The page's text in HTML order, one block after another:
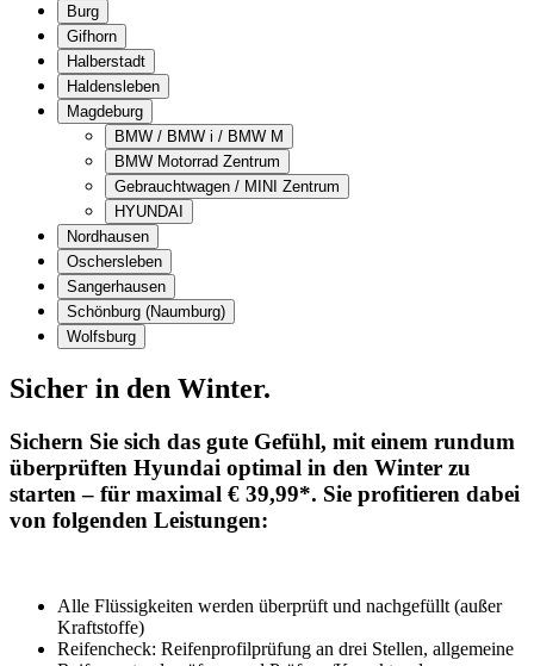
Burg
Gifhorn
Halberstadt
Haldensleben
Magdeburg
BMW / BMW i / BMW M
BMW Motorrad Zentrum
Gebrauchtwagen / MINI Zentrum
HYUNDAI
Nordhausen
Oschersleben
Sangerhausen
Schönburg (Naumburg)
Wolfsburg
Sicher in den Winter.
Sichern Sie sich das gute Gefühl, mit einem rundum
überprüften Hyundai optimal in den Winter zu
starten – für maximal € 39,99*. Sie profitieren dabei
von folgenden Leistungen:
Alle Flüssigkeiten werden überprüft und nachgefüllt (außer
Kraftstoffe)
Reifencheck: Reifenprofilprüfung an drei Stellen, allgemeine